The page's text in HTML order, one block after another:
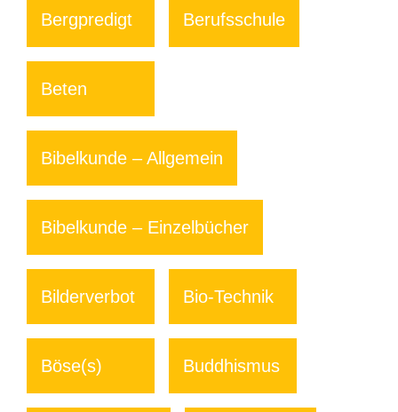
Bergpredigt Berufsschule
Beten
Bibelkunde – Allgemein
Bibelkunde – Einzelbücher
Bilderverbot Bio-Technik
Böse(s) Buddhismus